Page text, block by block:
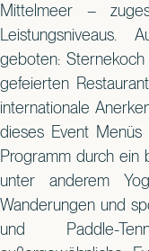
Mittelmeer –
geboten:
gefeierten
internationale
dieses Event
Programm durch ein
unter anderem
Wanderungen und
und Paddle-